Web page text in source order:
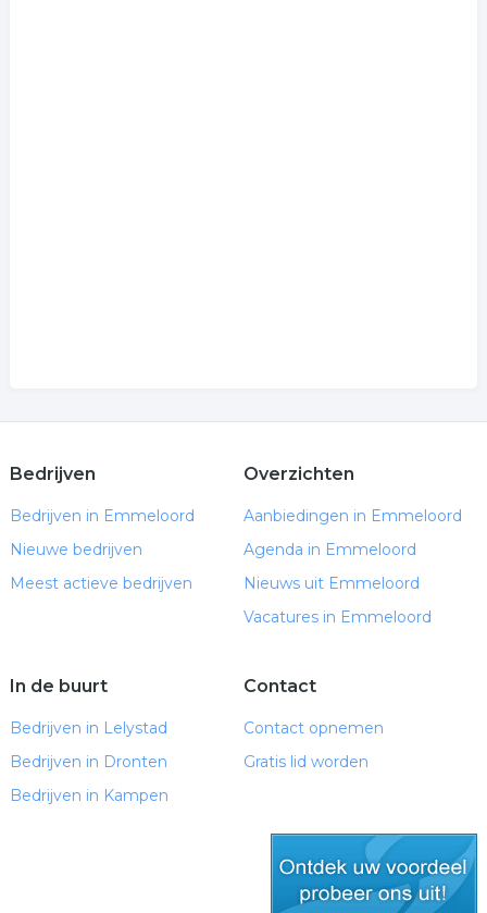
Bedrijven
Bedrijven in Emmeloord
Nieuwe bedrijven
Meest actieve bedrijven
Overzichten
Aanbiedingen in Emmeloord
Agenda in Emmeloord
Nieuws uit Emmeloord
Vacatures in Emmeloord
In de buurt
Bedrijven in Lelystad
Bedrijven in Dronten
Bedrijven in Kampen
Contact
Contact opnemen
Gratis lid worden